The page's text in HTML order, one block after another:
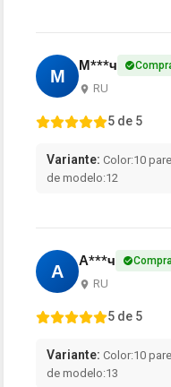
М М***ч
RU
5 de 5
Variante: Color:10
de modelo:12
А А***ч
RU
5 de 5
Variante: Color:10
de modelo:13